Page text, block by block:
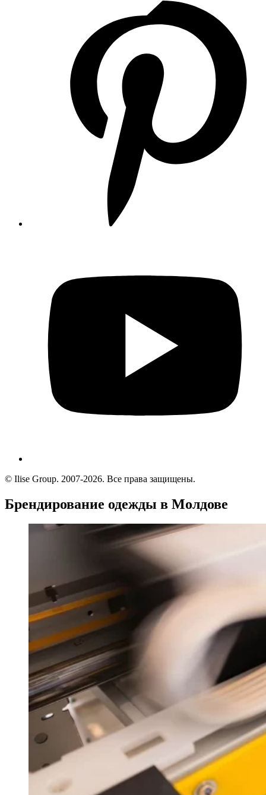
© Ilise Group. 2007-2026. Все права защищены.
Брендирование одежды в Молдове